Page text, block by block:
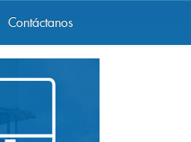
Contáctanos